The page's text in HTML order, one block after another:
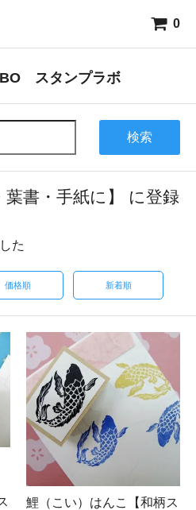
0
スタンプラボ
検索
葉書・手紙に】 に登録
た
価格順 新着順
鯉（こい）はんこ【和柄ス